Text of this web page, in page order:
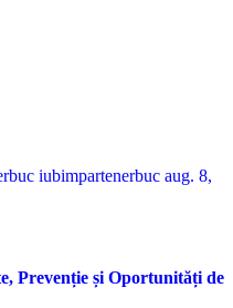
iubimpartenerbuc aug. 8,
Prevenție și Oportunități de